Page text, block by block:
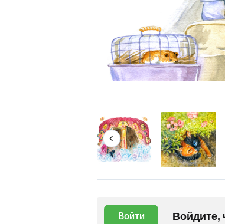
Войти Войдите,